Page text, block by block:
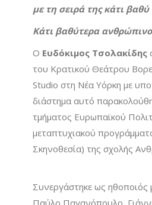
με τη σειρά της κάτι
Κάτι βαθύτερα
Ο Ευδόκιμος Τσολακίδης
του Κρατικού Θεάτρου
Studio στη Νέα Υόρκη με
διάστημα αυτό
τμήματος Ευρωπαϊκού
μεταπτυχιακού
Σκηνοθεσία) της σχολής
Συνεργάστηκε ως